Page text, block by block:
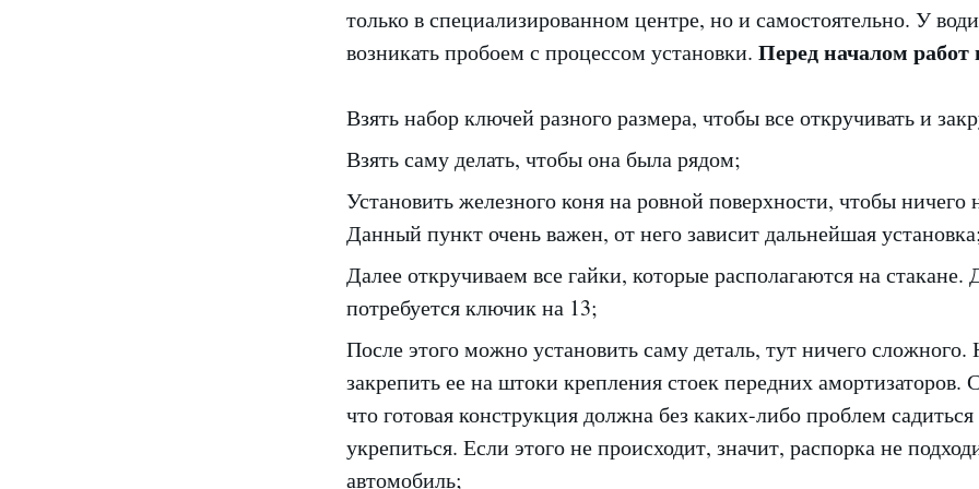
только в специализированном центре, но и самостоятельно. У
возникать пробоем с процессом установки. Перед началом работ
Взять набор ключей разного размера, чтобы все откручивать и
Взять саму делать, чтобы она была рядом;
Установить железного коня на ровной поверхности, чтобы
Данный пункт очень важен, от него зависит дальнейшая
Далее откручиваем все гайки, которые располагаются на стакане.
потребуется ключик на 13;
После этого можно установить саму деталь, тут ничего сложного.
закрепить ее на штоки крепления стоек передних амортизаторов.
что готовая конструкция должна без каких-либо проблем
укрепиться. Если этого не происходит, значит, распорка не
автомобиль;